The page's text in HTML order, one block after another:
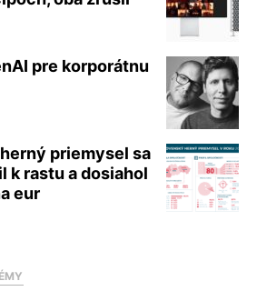
pre korporátnu
priemysel sa
k rastu a dosiahol
eur